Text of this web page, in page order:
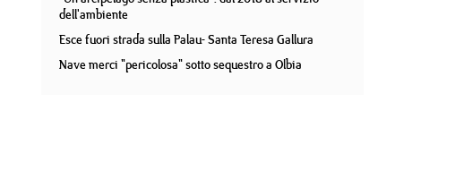
dell'ambiente
Esce fuori strada sulla Palau- Santa Teresa Gallura
Nave merci "pericolosa" sotto sequestro a Olbia